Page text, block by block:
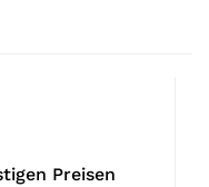
Preisen